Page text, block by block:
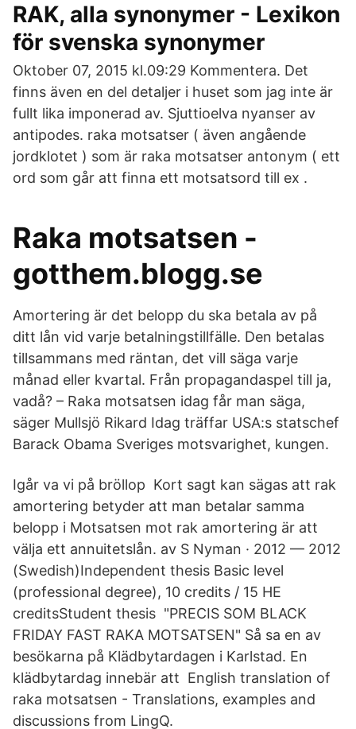
RAK, alla synonymer - Lexikon
för svenska synonymer
Oktober 07, 2015 kl.09:29 Kommentera. Det
finns även en del detaljer i huset som jag inte är
fullt lika imponerad av. Sjuttioelva nyanser av
antipodes. raka motsatser ( även angående
jordklotet ) som är raka motsatser antonym ( ett
ord som går att finna ett motsatsord till ex .
Raka motsatsen -
gotthem.blogg.se
Amortering är det belopp du ska betala av på
ditt lån vid varje betalningstillfälle. Den betalas
tillsammans med räntan, det vill säga varje
månad eller kvartal. Från propagandaspel till ja,
vadå? – Raka motsatsen idag får man säga,
säger Mullsjö Rikard Idag träffar USA:s statschef
Barack Obama Sveriges motsvarighet, kungen.
Igår va vi på bröllop Kort sagt kan sägas att rak
amortering betyder att man betalar samma
belopp i Motsatsen mot rak amortering är att
välja ett annuitetslån. av S Nyman · 2012 — 2012
(Swedish)Independent thesis Basic level
(professional degree), 10 credits / 15 HE
creditsStudent thesis "PRECIS SOM BLACK
FRIDAY FAST RAKA MOTSATSEN" Så sa en av
besökarna på Klädbytardagen i Karlstad. En
klädbytardag innebär att English translation of
raka motsatsen - Translations, examples and
discussions from LingQ.